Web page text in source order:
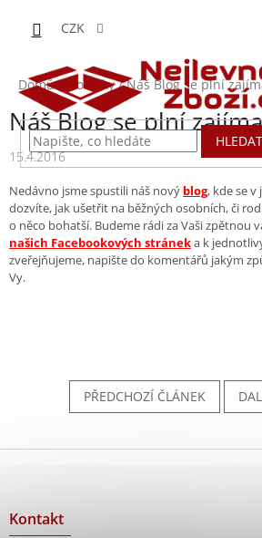
obsah
CZK
HLEDAT
Domů / Novinky / Náš Blog se plní
Náš Blog se plní
15.4.2016
Nedávno jsme spustili náš nový blog, kde se
dozvíte, jak ušetřit na běžných osobních, či
o něco bohatší. Budeme rádi za Vaši zpětnou
našich Facebookových stráneka k
zveřejňujeme, napište do komentářů jakým
Vy.
PŘEDCHOZÍ ČLÁNEK
Z
Kontakt